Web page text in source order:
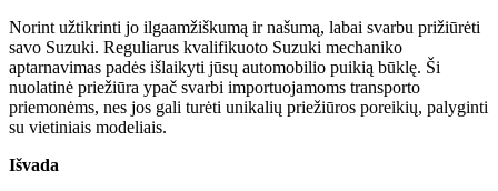
Norint užtikrinti jo ilgaamžiškumą ir našumą, labai svarbu prižiūrėti
savo Suzuki. Reguliarus kvalifikuoto Suzuki mechaniko
aptarnavimas padės išlaikyti jūsų automobilio puikią būklę. Ši
nuolatinė priežiūra ypač svarbi importuojamoms transporto
priemonėms, nes jos gali turėti unikalių priežiūros poreikių, palyginti
su vietiniais modeliais.
Išvada